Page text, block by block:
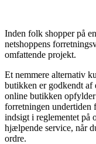
Inden folk shopper på
netshoppens
omfattende projekt.
Et nemmere alternativ
butikken er godkendt af
online butikken
forretningen undertiden
indsigt i reglementet på
hjælpende service, når
ordre.